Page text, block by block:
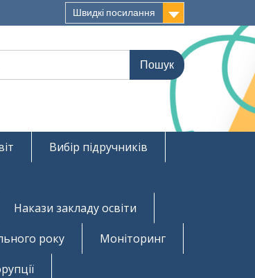
Швидкі посилання
Вибір підручників
Накази закладу освіти
року
Моніторинг